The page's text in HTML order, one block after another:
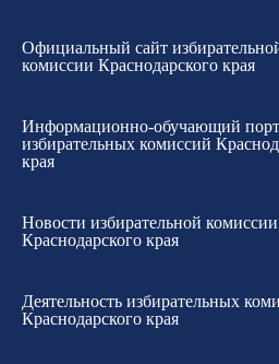
Официальный сайт
комиссии Краснодарского края
Информационно-обучающий
избирательных комиссий
края
Новости избирательной комиссии
Краснодарского края
Деятельность избирательных
Краснодарского края